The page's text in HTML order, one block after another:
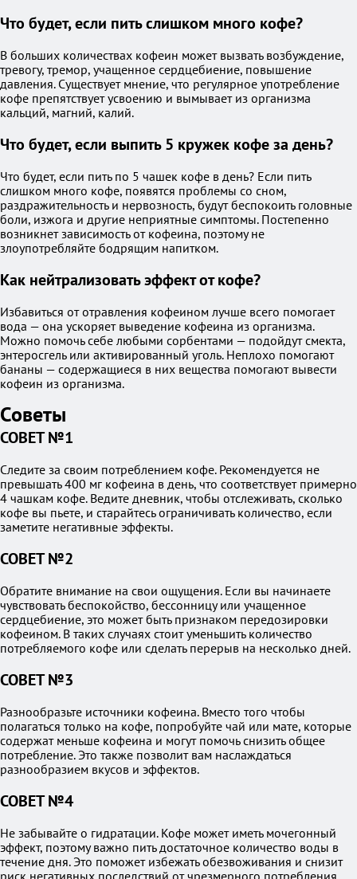
Что будет, если пить слишком много кофе?
В больших количествах кофеин может вызвать возбуждение,
тревогу, тремор, учащенное сердцебиение, повышение
давления. Существует мнение, что регулярное употребление
кофе препятствует усвоению и вымывает из организма
кальций, магний, калий.
Что будет, если выпить 5 кружек кофе за день?
Что будет, если пить по 5 чашек кофе в день? Если пить
слишком много кофе, появятся проблемы со сном,
раздражительность и нервозность, будут беспокоить головные
боли, изжога и другие неприятные симптомы. Постепенно
возникнет зависимость от кофеина, поэтому не
злоупотребляйте бодрящим напитком.
Как нейтрализовать эффект от кофе?
Избавиться от отравления кофеином лучше всего помогает
вода — она ускоряет выведение кофеина из организма.
Можно помочь себе любыми сорбентами — подойдут смекта,
энтеросгель или активированный уголь. Неплохо помогают
бананы — содержащиеся в них вещества помогают вывести
кофеин из организма.
Советы
СОВЕТ №1
Следите за своим потреблением кофе. Рекомендуется не
превышать 400 мг кофеина в день, что соответствует примерно
4 чашкам кофе. Ведите дневник, чтобы отслеживать, сколько
кофе вы пьете, и старайтесь ограничивать количество, если
заметите негативные эффекты.
СОВЕТ №2
Обратите внимание на свои ощущения. Если вы начинаете
чувствовать беспокойство, бессонницу или учащенное
сердцебиение, это может быть признаком передозировки
кофеином. В таких случаях стоит уменьшить количество
потребляемого кофе или сделать перерыв на несколько дней.
СОВЕТ №3
Разнообразьте источники кофеина. Вместо того чтобы
полагаться только на кофе, попробуйте чай или мате, которые
содержат меньше кофеина и могут помочь снизить общее
потребление. Это также позволит вам наслаждаться
разнообразием вкусов и эффектов.
СОВЕТ №4
Не забывайте о гидратации. Кофе может иметь мочегонный
эффект, поэтому важно пить достаточное количество воды в
течение дня. Это поможет избежать обезвоживания и снизит
риск негативных последствий от чрезмерного потребления